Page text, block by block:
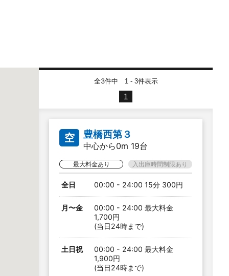
全3件中 1 - 3件表示
1
空 豊橋西第３
中心から0m 19台
最大料金あり 入出庫時間制限あり
全日 00:00 - 24:00 15分 300円
月〜金
00:00 - 24:00 最大料金
1,700円
(当日24時まで)
土日祝
00:00 - 24:00 最大料金
1,900円
(当日24時まで)